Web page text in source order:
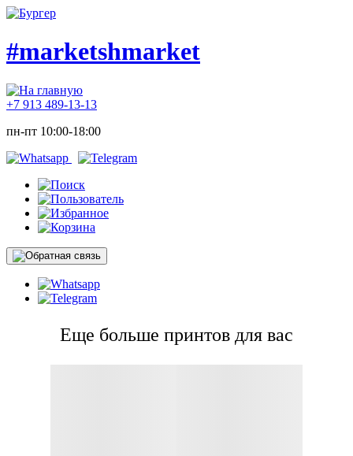
#marketshmarket
+7 913 489-13-13
пн-пт 10:00-18:00
Еще больше принтов для вас